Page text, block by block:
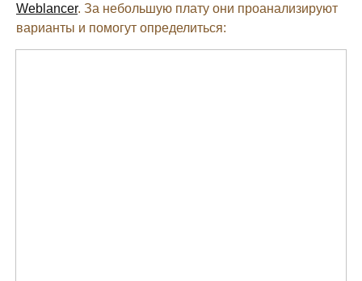
Weblancer. За небольшую плату они проанализируют
варианты и помогут определиться: